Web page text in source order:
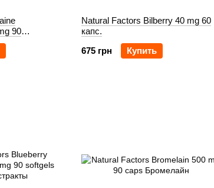
90
Natural Factors Bilberry 40 mg 60
капс.
675 грн
Купить